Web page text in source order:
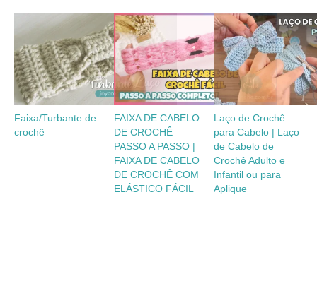
Faixa/Turbante de
crochê
FAIXA DE CABELO
DE CROCHÊ
PASSO A PASSO |
FAIXA DE CABELO
DE CROCHÊ COM
ELÁSTICO FÁCIL
Laço de Crochê
para Cabelo | Laço
de Cabelo de
Crochê Adulto e
Infantil ou para
Aplique